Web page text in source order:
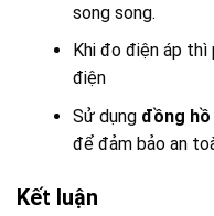
song song.
Khi đo điện áp thì
điện
Sử dụng đồng hồ
để đảm bảo an
Kết luận